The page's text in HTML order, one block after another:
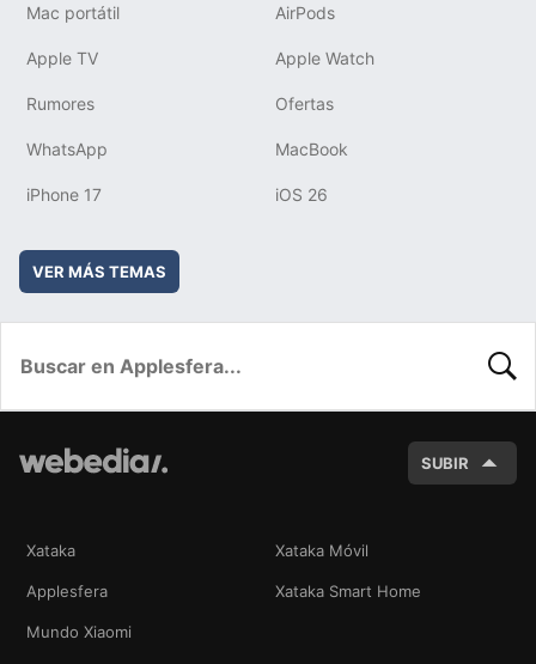
Mac portátil AirPods
Apple TV Apple Watch
Rumores Ofertas
WhatsApp MacBook
iPhone 17 iOS 26
VER MÁS TEMAS
SUBIR
Xataka Xataka Móvil
Applesfera Xataka Smart Home
Mundo Xiaomi